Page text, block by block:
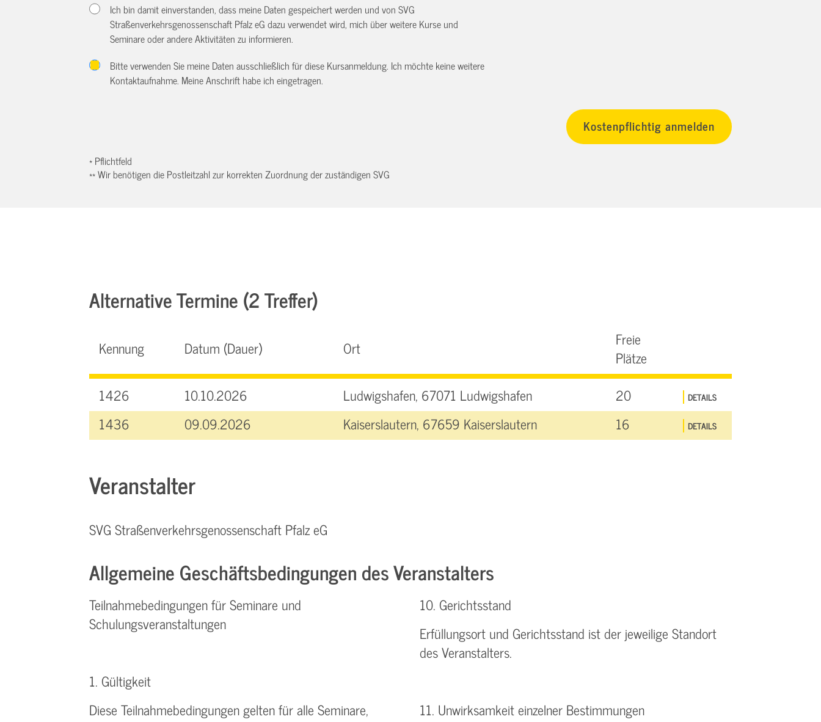
Ich bin damit einverstanden, dass meine Daten gespeichert werden und von SVG
Straßenverkehrsgenossenschaft Pfalz eG dazu verwendet wird, mich über weitere Kurse und
Seminare oder andere Aktivitäten zu informieren.
Bitte verwenden Sie meine Daten ausschließlich für diese Kursanmeldung. Ich möchte keine weitere
Kontaktaufnahme. Meine Anschrift habe ich eingetragen.
* Pflichtfeld
** Wir benötigen die Postleitzahl zur korrekten Zuordnung der zuständigen SVG
Alternative Termine (2 Treffer)
Kennung Datum (Dauer) Ort
Freie
Plätze
1426
10.10.2026 Ludwigshafen, 67071 Ludwigshafen 20 DETAILS
1436 09.09.2026 Kaiserslautern, 67659 Kaiserslautern 16 DETAILS
Veranstalter
SVG Straßenverkehrsgenossenschaft Pfalz eG
Allgemeine Geschäftsbedingungen des Veranstalters
Teilnahmebedingungen für Seminare und
Schulungsveranstaltungen
1. Gültigkeit
Diese Teilnahmebedingungen gelten für alle Seminare,
10. Gerichtsstand
Erfüllungsort und Gerichtsstand ist der jeweilige Standort
des Veranstalters.
11. Unwirksamkeit einzelner Bestimmungen